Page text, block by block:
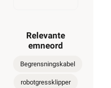
Relevante
emneord
Begrensningskabel
robotgressklipper